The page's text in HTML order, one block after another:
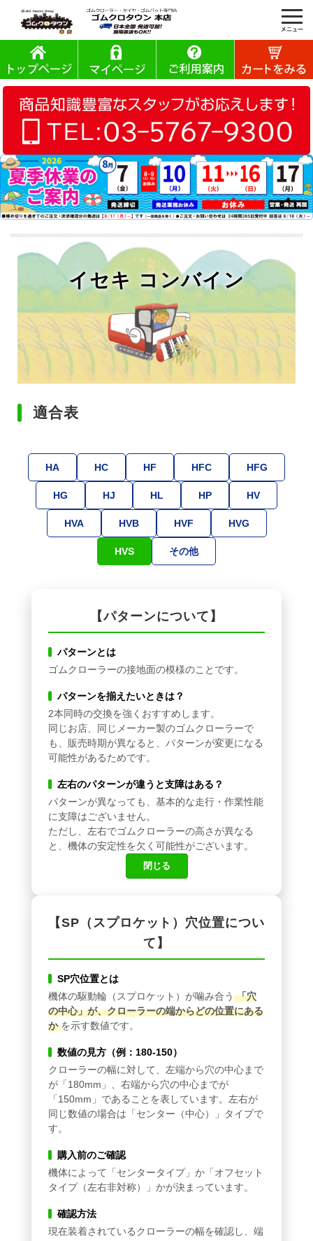
イセキ コンバイン
適合表
HA HC HF HFC HFG
HG HJ HL HP HV
HVA HVB HVF HVG
HVS その他
【パターンについて】
パターンとは
ゴムクローラーの接地面の模様のことです。
パターンを揃えたいときは？
2本同時の交換を強くおすすめします。
同じお店、同じメーカー製のゴムクローラーで
も、販売時期が異なると、パターンが変更になる
可能性があるためです。
左右のパターンが違うと支障はある？
パターンが異なっても、基本的な走行・作業性能
に支障はございません。
ただし、左右でゴムクローラーの高さが異なる
と、機体の安定性を欠く可能性がございます。
閉じる
【SP（スプロケット）穴位置につい
て】
SP穴位置とは
機体の駆動輪（スプロケット）が噛み合う 「穴
の中心」が、クローラーの端からどの位置にある
か を示す数値です。
数値の見方（例：180-150）
クローラーの幅に対して、左端から穴の中心まで
が「180mm」、右端から穴の中心までが
「150mm」であることを表しています。左右が
同じ数値の場合は「センター（中心）」タイプで
す。
購入前のご確認
機体によって「センタータイプ」か「オフセット
タイプ（左右非対称）」かが決まっています。
確認方法
現在装着されているクローラーの幅を確認し、端